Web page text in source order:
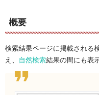
概要
検索結果ページに掲載される
え、
自然検索結果の間にも表